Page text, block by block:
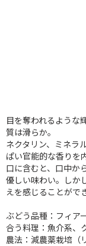
目を奪われるような
質は滑らか。
ネクタリン、ミネラ
ぱい官能的な香りを
口に含むと、口中か
優しい味わい。しか
えを感じることがで
ぶどう品種：フィア
合う料理：魚介系、
農法：減農薬栽培（